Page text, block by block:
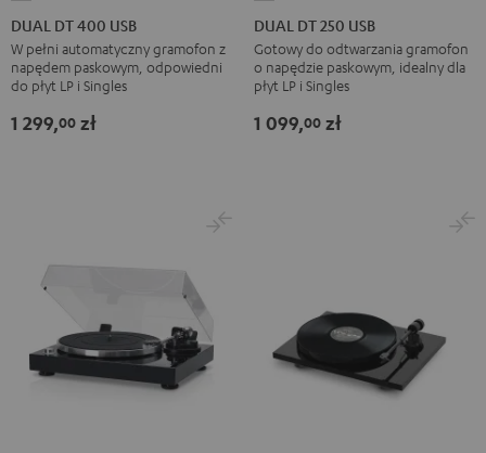
DT
400
USB
Black
DUAL DT 400 USB
W pełni automatyczny gramofon z
napędem paskowym, odpowiedni
do płyt LP i Singles
1 299,00 zł
DT
250
USB
Black
DUAL DT 250 USB
Gotowy do odtwarzania gramofon
o napędzie paskowym, idealny dla
płyt LP i Singles
1 099,00 zł